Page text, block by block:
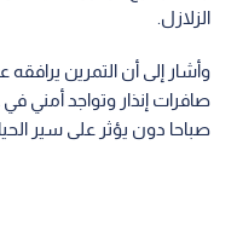
الزلازل.
وأشار إلى أن التمرين يرافقه
صافرات إنذار وتواجد أمني
صباحا دون يؤثر على سير